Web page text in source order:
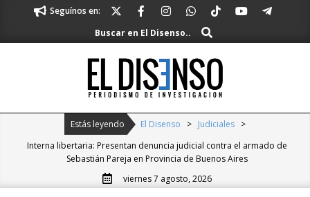
content
Seguínos en:
Buscar en El Disenso..
Buscar
El
Disenso
Estás leyendo El Disenso > Judiciales >
Interna libertaria: Presentan denuncia judicial contra el armado de
Sebastián Pareja en Provincia de Buenos Aires
viernes 7 agosto, 2026